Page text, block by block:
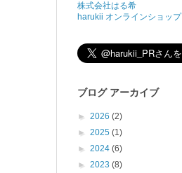
株式会社はる希
harukii オンラインショップ
ブログ アーカイブ
► 2026 (2)
► 2025 (1)
► 2024 (6)
► 2023 (8)